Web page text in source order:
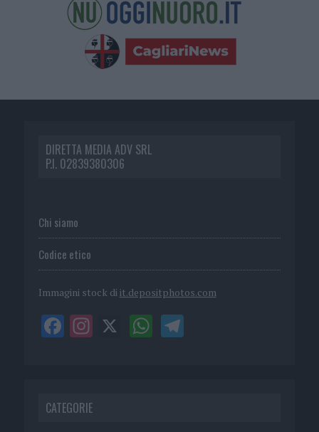
DIRETTA MEDIA ADV SRL
P.I. 02839380306
Chi siamo
Codice etico
Immagini stock di it.depositphotos.com
CATEGORIE